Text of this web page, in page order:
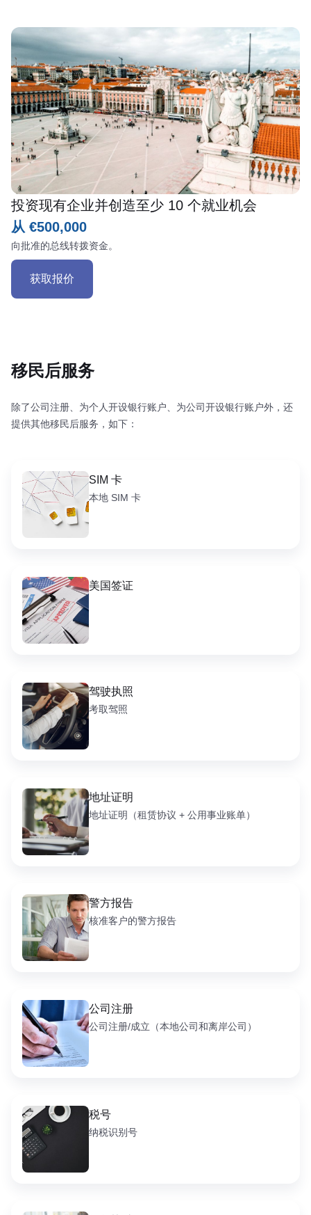
投资现有企业并创造至少 10 个就业机会
从 €500,000
向批准的总线转拨资金。
获取报价
移民后服务
除了公司注册、为个人开设银行账户、为公司开设银行账户外，还
提供其他移民后服务，如下：
SIM 卡
本地 SIM 卡
美国签证
驾驶执照
考取驾照
地址证明
地址证明（租赁协议 + 公用事业账单）
警方报告
核准客户的警方报告
公司注册
公司注册/成立（本地公司和离岸公司）
税号
纳税识别号